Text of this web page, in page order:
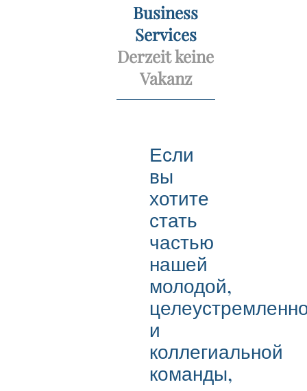
Business
Services
Derzeit keine
Vakanz
Если
вы
хотите
стать
частью
нашей
молодой,
и
коллегиальной
команды,